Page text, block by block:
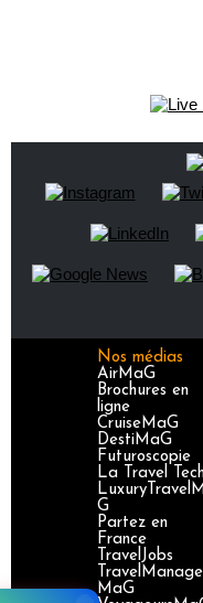
Nos médias
AirMaG
Brochures en
ligne
CruiseMaG
DestiMaG
Futuroscopie
La Travel
G
Partez en
France
TravelJobs
MaG